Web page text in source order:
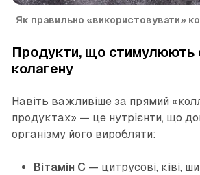
Як правильно «використовувати»
Продукти, що стимулюють
колагену
Навіть важливіше за прямий
продуктах» — це нутрієнти, що
організму його виробляти:
Вітамін C — цитрусові, ківі,